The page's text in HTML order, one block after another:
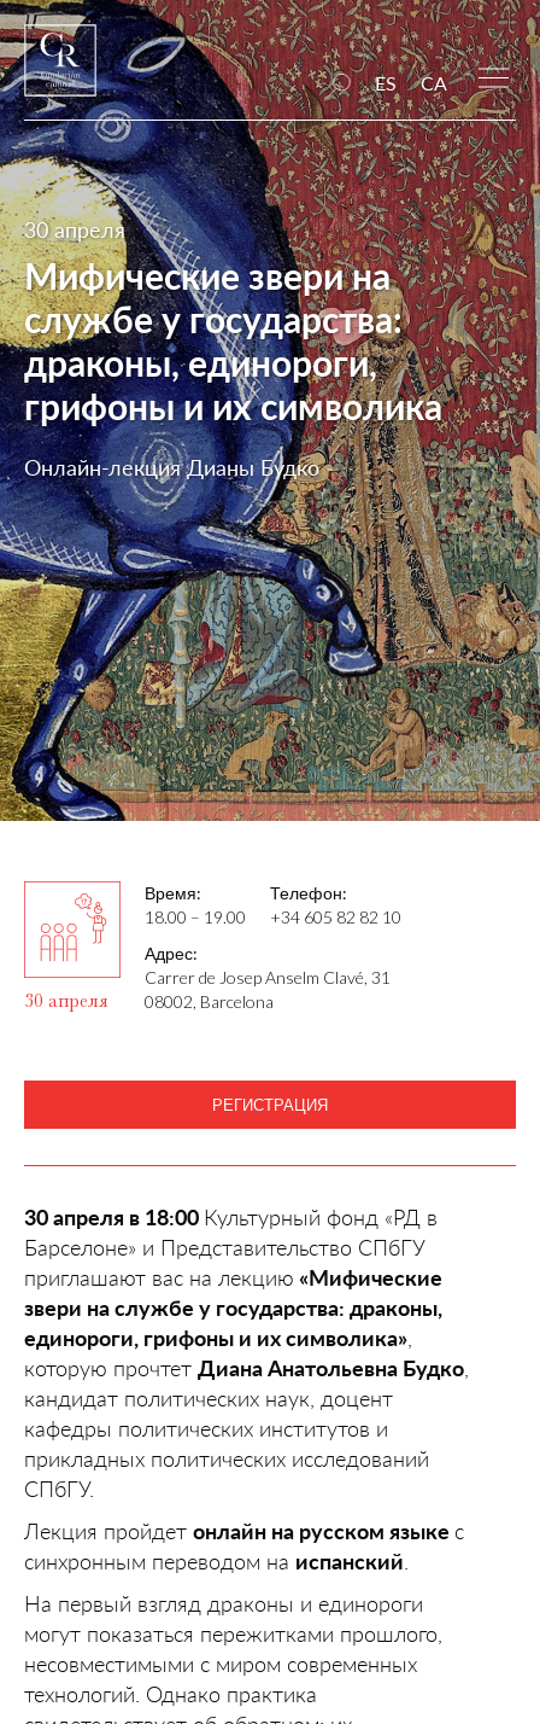
ES CA
30 апреля
Мифические звери на
службе у государства:
драконы, единороги,
грифоны и их символика
Онлайн-лекция Дианы Будко
30 апреля
Время:
18.00 – 19.00
Телефон:
+34 605 82 82 10
Адрес:
Carrer de Josep Anselm Clavé, 31
08002, Barcelona
РЕГИСТРАЦИЯ
30 апреля в 18:00 Культурный фонд «РД в
Барселоне» и Представительство СПбГУ
приглашают вас на лекцию «Мифические
звери на службе у государства: драконы,
единороги, грифоны и их символика»
которую прочтет Диана Анатольевна Будко
кандидат политических наук, доцент
кафедры политических институтов и
прикладных политических исследований
СПбГУ.
Лекция пройдет онлайн на русском языке с
синхронным переводом на испанский
На первый взгляд драконы и единороги
могут показаться пережитками прошлого,
несовместимыми с миром современных
технологий. Однако практика